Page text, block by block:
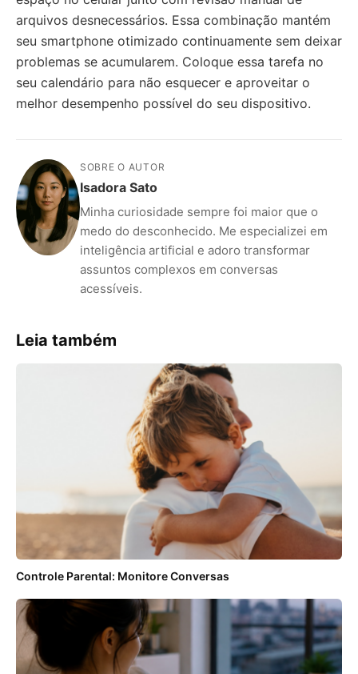
arquivos desnecessários. Essa combinação mantém
seu smartphone otimizado continuamente sem deixar
problemas se acumularem. Coloque essa tarefa no
seu calendário para não esquecer e aproveitar o
melhor desempenho possível do seu dispositivo.
SOBRE O AUTOR
Isadora Sato
Minha curiosidade sempre foi maior que o
medo do desconhecido. Me especializei em
inteligência artificial e adoro transformar
assuntos complexos em conversas
acessíveis.
Leia também
Controle Parental: Monitore Conversas